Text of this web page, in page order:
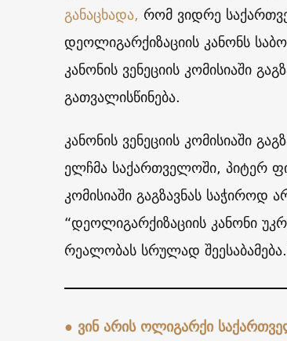
განაცხადა, რომ ვიდრე
დეოლიგარქიზაციის კანონს
კანონის ვენეციის კომისიაში
გათვალისწინება.
კანონის ვენეციის კომისიაში
ელჩმა საქართველოში, პიტერ
კომისიაში გაგზავნას საჭიროდ
“დეოლიგარქიზაციის კანონი
რეალობას სრულად
● ვინ არის ოლიგარქი